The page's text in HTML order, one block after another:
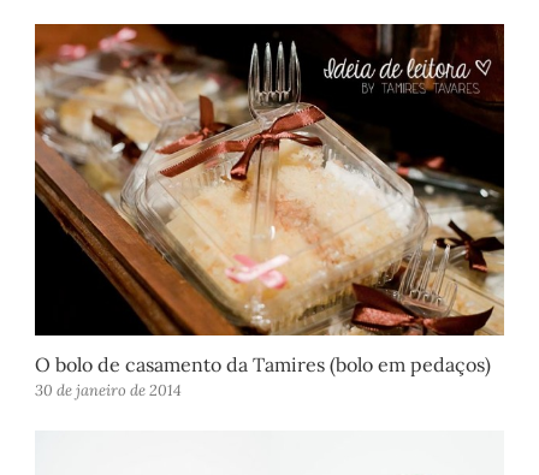
O bolo de casamento da Tamires (bolo em pedaços)
30 de janeiro de 2014